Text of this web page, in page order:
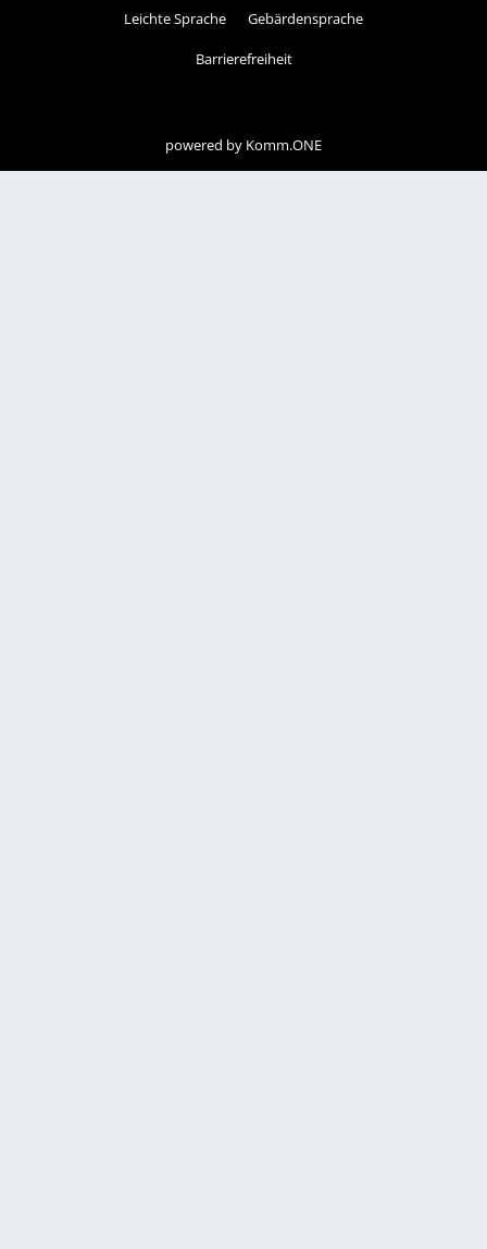
Leichte Sprache Gebärdensprache
Barrierefreiheit
powered by Komm.ONE